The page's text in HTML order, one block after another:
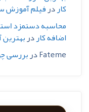
کاردرفیلم آموزش
محاسبه دستمزد
اضافه کاردر
Fatemeدربررسی